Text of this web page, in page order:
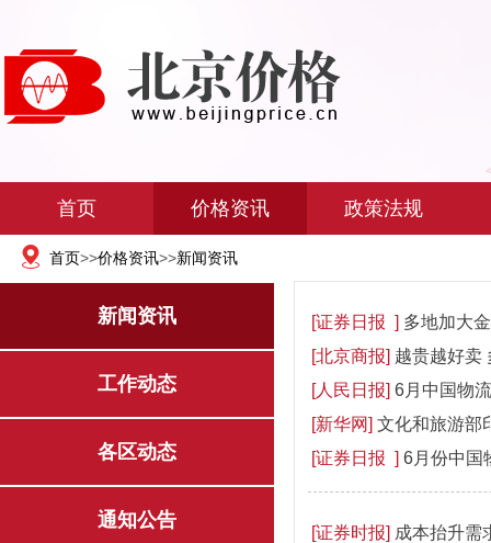
首页 价格资讯 政策法规
首页>>价格资讯>>新闻资讯
新闻资讯
工作动态
各区动态
通知公告
[证券日报 ] 多地加大
[北京商报] 越贵越好卖
[人民日报] 6月中国物
[新华网] 文化和旅游部
[证券日报 ] 6月份中国
[证券时报] 成本抬升需